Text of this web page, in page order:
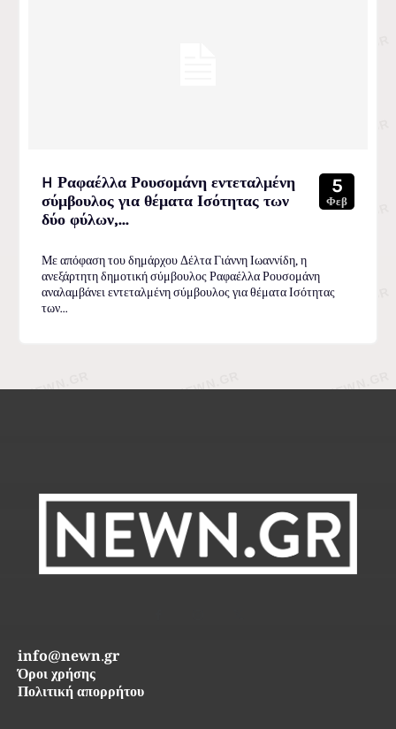
H Ραφαέλλα Ρουσομάνη εντεταλμένη
σύμβουλος για θέματα Ισότητας των
δύο φύλων,...
5
Φεβ
Με απόφαση του δημάρχου Δέλτα Γιάννη Ιωαννίδη, η
ανεξάρτητη δημοτική σύμβουλος Ραφαέλλα Ρουσομάνη
αναλαμβάνει εντεταλμένη σύμβουλος για θέματα Ισότητας
των...
info@newn.gr
Όροι χρήσης
Πολιτική απορρήτου